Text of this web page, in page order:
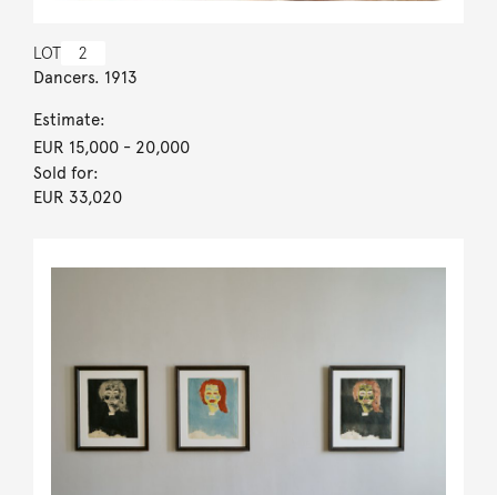
LOT 2
Dancers. 1913
Estimate:
EUR 15,000- 20,000
Sold for:
EUR 33,020